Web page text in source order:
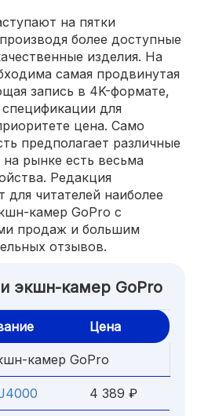
на пятки
более доступные
изделия. На
самая продвинутая
запись в 4K-формате,
для
цена. Само
предполагает различные
рынке есть весьма
Редакция
для читателей наиболее
камер GoPro с
продаж и большим
отзывов.
экшн-камер GoPro
Цена
камер GoPro
4 389 ₽